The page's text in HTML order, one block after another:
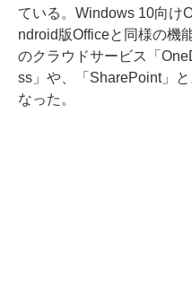
ている。Windows 10向け
ndroid版Officeと同様の機
のクラウドサービス「
ss」や、「SharePoint」
なった。